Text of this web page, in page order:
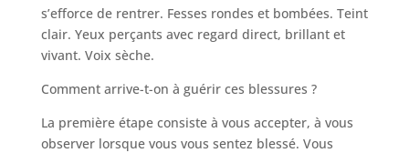
s’efforce de rentrer. Fesses rondes et bombées. Teint
clair. Yeux perçants avec regard direct, brillant et
vivant. Voix sèche.
Comment arrive-t-on à guérir ces blessures ?
La première étape consiste à vous accepter, à vous
observer lorsque vous vous sentez blessé. Vous